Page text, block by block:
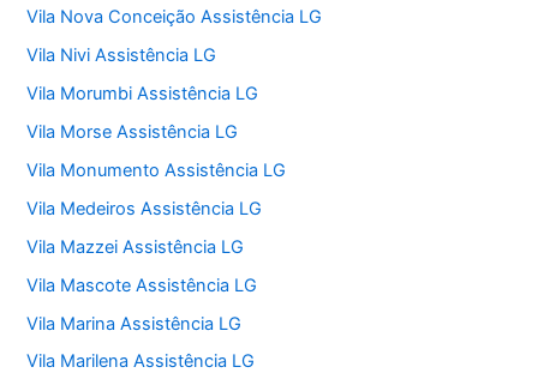
Vila Nova Conceição Assistência LG
Vila Nivi Assistência LG
Vila Morumbi Assistência LG
Vila Morse Assistência LG
Vila Monumento Assistência LG
Vila Medeiros Assistência LG
Vila Mazzei Assistência LG
Vila Mascote Assistência LG
Vila Marina Assistência LG
Vila Marilena Assistência LG